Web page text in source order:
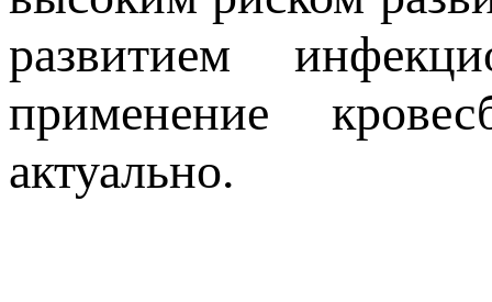
развитием
применение
актуально.